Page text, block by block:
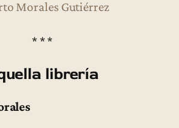
Morales Gutiérrez
* * *
librería